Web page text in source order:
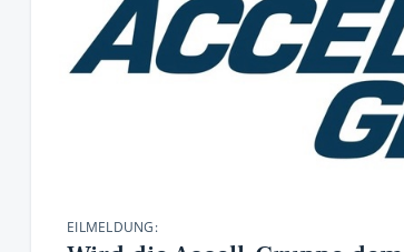
EILMELDUNG: